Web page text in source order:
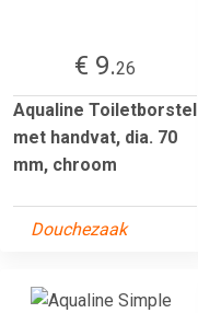
€ 9.26
Aqualine Toiletborstel
met handvat, dia. 70
mm, chroom
Douchezaak